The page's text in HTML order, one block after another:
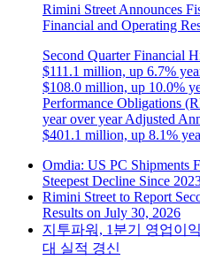
Rimini Street Announces
Financial and Operating
Second Quarter Financial
$111.1 million, up 6.7%
$108.0 million, up 10.0%
Performance Obligations
year over year Adjusted
$401.1 million, up 8.1%
Omdia: US PC Shipments
Steepest Decline Since
Rimini Street to Report
Results on July 30, 2026
지투파워, 1분기 영업이
대 실적 경신